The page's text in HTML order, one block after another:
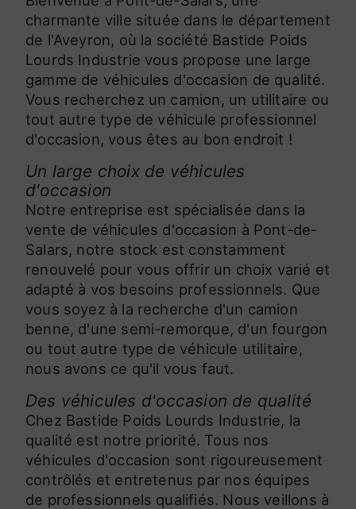
charmante ville située dans le département
de l'Aveyron, où la société Bastide Poids
Lourds Industrie vous propose une large
gamme de véhicules d'occasion de qualité.
Vous recherchez un camion, un utilitaire ou
tout autre type de véhicule professionnel
d'occasion, vous êtes au bon endroit !
Un large choix de véhicules
d'occasion
Notre entreprise est spécialisée dans la
vente de véhicules d'occasion à Pont-de-
Salars, notre stock est constamment
renouvelé pour vous offrir un choix varié et
adapté à vos besoins professionnels. Que
vous soyez à la recherche d'un camion
benne, d'une semi-remorque, d'un fourgon
ou tout autre type de véhicule utilitaire,
nous avons ce qu'il vous faut.
Des véhicules d'occasion de qualité
Chez Bastide Poids Lourds Industrie, la
qualité est notre priorité. Tous nos
véhicules d'occasion sont rigoureusement
contrôlés et entretenus par nos équipes
de professionnels qualifiés. Nous veillons à